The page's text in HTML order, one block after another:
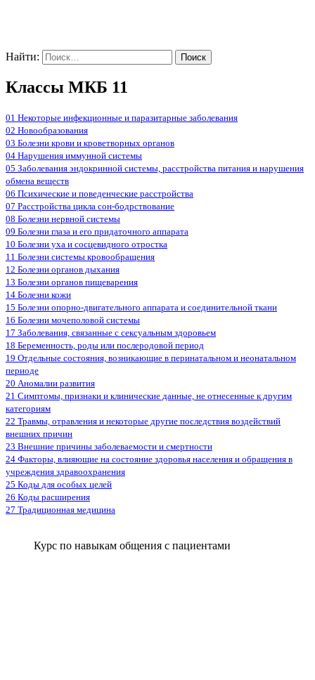
Найти:
Классы МКБ 11
01 Некоторые инфекционные и паразитарные заболевания
02 Новообразования
03 Болезни крови и кроветворных органов
04 Нарушения иммунной системы
05 Заболевания эндокринной системы, расстройства питания и нарушения
обмена веществ
06 Психические и поведенческие расстройства
07 Расстройства цикла сон-бодрствование
08 Болезни нервной системы
09 Болезни глаза и его придаточного аппарата
10 Болезни уха и сосцевидного отростка
11 Болезни системы кровообращения
12 Болезни органов дыхания
13 Болезни органов пищеварения
14 Болезни кожи
15 Болезни опорно-двигательного аппарата и соединительной ткани
16 Болезни мочеполовой системы
17 Заболевания, связанные с сексуальным здоровьем
18 Беременность, роды или послеродовой период
19 Отдельные состояния, возникающие в перинатальном и неонатальном
периоде
20 Аномалии развития
21 Симптомы, признаки и клинические данные, не отнесенные к другим
категориям
22 Травмы, отравления и некоторые другие последствия воздействий
внешних причин
23 Внешние причины заболеваемости и смертности
24 Факторы, влияющие на состояние здоровья населения и обращения в
учреждения здравоохранения
25 Коды для особых целей
26 Коды расширения
27 Традиционная медицина
Курс по навыкам общения с пациентами